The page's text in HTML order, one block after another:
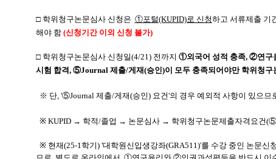
□ 학위청구논문심사 신청은 ①포털(KUPID)로 신청하고 서류제출 기
해야 함 (신청기간 이외 신청 불가)
□ 학위청구논문심사 신청일(4/21) 전까지 ①외국어 성적 충족, ②연구
시험 합격, ⑤Journal 제출/게재(승인)이 모두 충족되어야만 학위청
※ 단, '⑤Journal 제출/게재(승인) 요건'의 경우 예외적 사항이 있으므
※ KUPID → 학적/졸업 → 논문심사 → 학위청구논문제출자격요건
※ 현재(25-1학기) '대학원신입생강좌(GRA511)'를 수강 중인 논문신